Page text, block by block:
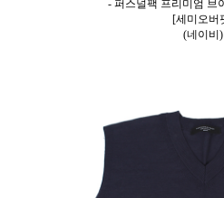
- 퍼스널팩 프리미엄 브
[세미오버
(네이비)